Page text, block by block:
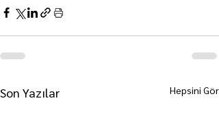
Son Yazılar Hepsini Gör